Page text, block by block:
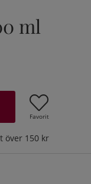
ml
Favorit
över 150 kr